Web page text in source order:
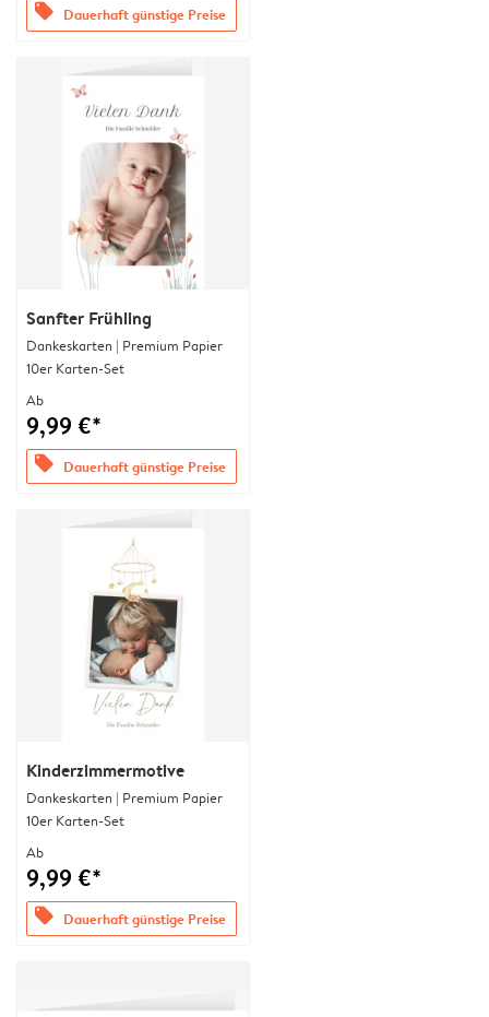
offers Dauerhaft günstige Preise
Sanfter Frühling
Dankeskarten | Premium Papier
10er Karten-Set
Ab
9,99 €*
offers Dauerhaft günstige Preise
Kinderzimmermotive
Dankeskarten | Premium Papier
10er Karten-Set
Ab
9,99 €*
offers Dauerhaft günstige Preise